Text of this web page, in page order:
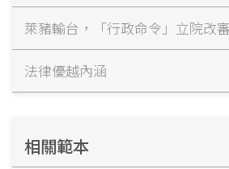
萊豬輸台，「行政命令」立院改
法律優越內涵
相關範本